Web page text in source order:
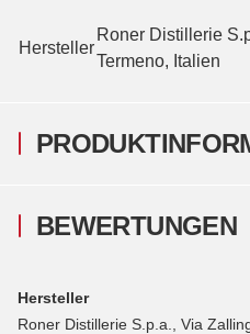
Hersteller
Roner Distillerie
Termeno, Italien
BEWERTUNGEN
Hersteller
Roner Distillerie S.p.a., Via